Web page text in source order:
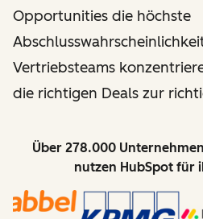
Opportunities die höchste
Vertriebsteams
die richtigen Deals zur
Über 278.000
nutzen HubSpot für